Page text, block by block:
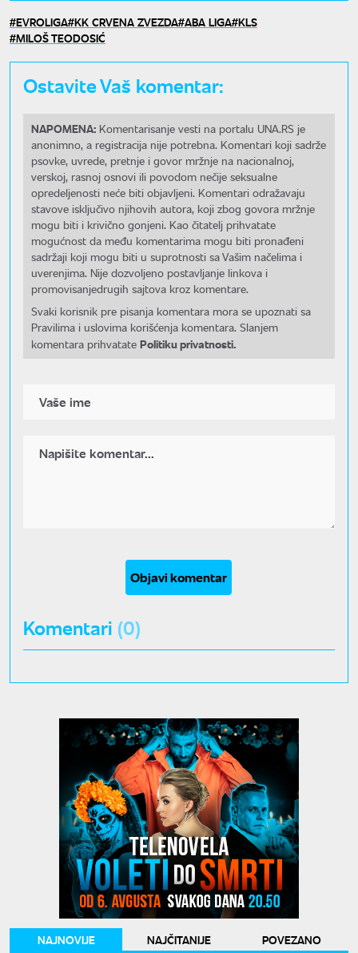
EVROLIGA KK CRVENA ZVEZDA ABA LIGA KLS
MILOŠ TEODOSIĆ
Ostavite Vaš komentar:
NAPOMENA: Komentarisanje vesti na portalu UNA.RS je
anonimno, a registracija nije potrebna. Komentari koji sadrže
psovke, uvrede, pretnje i govor mržnje na nacionalnoj,
verskoj, rasnoj osnovi ili povodom nečije seksualne
opredeljenosti neće biti objavljeni. Komentari odražavaju
stavove isključivo njihovih autora, koji zbog govora mržnje
mogu biti i krivično gonjeni. Kao čitatelj prihvatate
mogućnost da među komentarima mogu biti pronađeni
sadržaji koji mogu biti u suprotnosti sa Vašim načelima i
uverenjima. Nije dozvoljeno postavljanje linkova i
promovisanjedrugih sajtova kroz komentare.
Svaki korisnik pre pisanja komentara mora se upoznati sa
Pravilima i uslovima korišćenja komentara. Slanjem
komentara prihvatate Politiku privatnosti.
Objavi komentar
Komentari (0)
NAJNOVIJE NAJČITANIJE
POVEZANO